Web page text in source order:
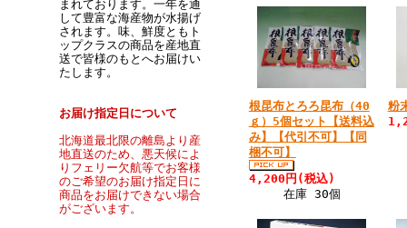
まれております。一年を通
して豊富な海産物が水揚げ
されます。味、鮮度ともト
ップクラスの商品を産地直
送で皆様のもとへお届けい
たします。
お届け指定日について
北海道最北限の離島より産
地直送のため、悪天候によ
りフェリー欠航等でお客様
のご希望のお届け指定日に
商品をお届けできない場合
がございます。
根昆布とろろ昆布（40
ｇ）5個セット【送料込
み】【代引不可】【同
梱不可】
4,200円(税込)
在庫 30個
粉